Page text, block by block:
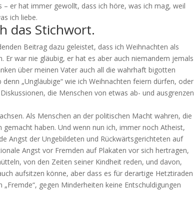
er hat immer gewollt, dass ich höre, was ich mag, weil
ich liebe.
das Stichwort.
Beitrag dazu geleistet, dass ich Weihnachten als
war nie gläubig, er hat es aber auch niemandem jemals
über meinen Vater auch all die wahrhaft bigotten
„Ungläubige“ wie ich Weihnachten feiern dürfen, oder
die Menschen von etwas ab- und ausgrenzen
Als Menschen an der politischen Macht wahren, die
haben. Und wenn nun ich, immer noch Atheist,
Angst der Ungebildeten und Rückwärtsgerichteten auf
Angst vor Fremden auf Plakaten vor sich hertragen,
von den Zeiten seiner Kindheit reden, und davon,
aufsitzen könne, aber dass es für derartige Hetztiraden
gegen Minderheiten keine Entschuldigungen